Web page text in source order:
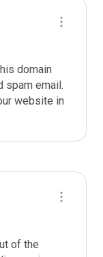
domain
spam email.
website in
of the